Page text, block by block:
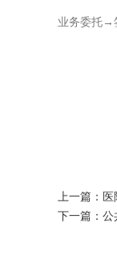
业务委托→
上一篇： 医
下一篇： 公